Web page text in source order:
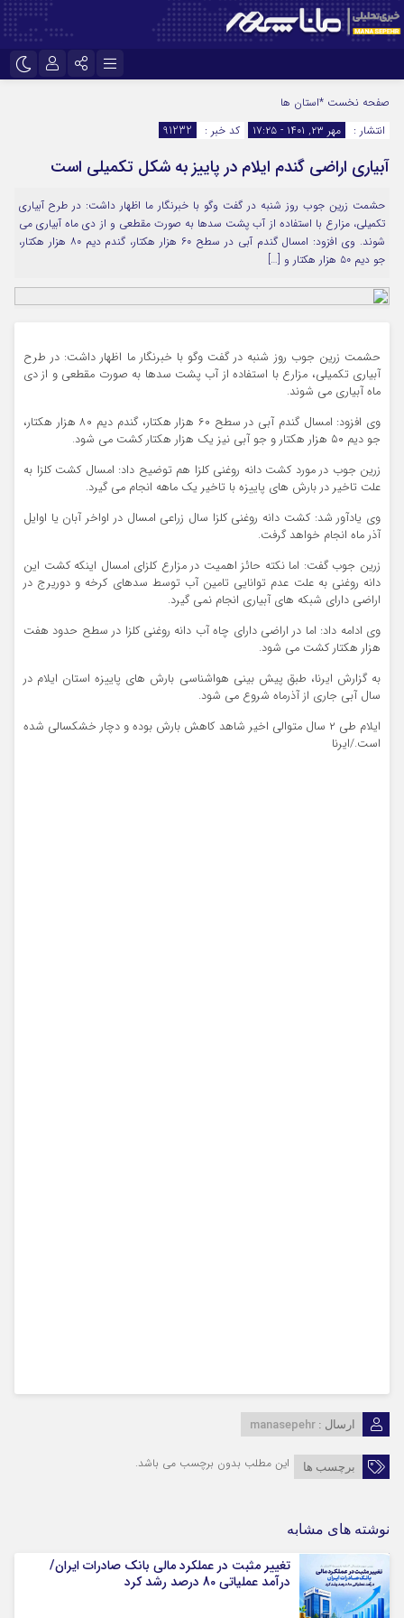
اینستاگرام
سروش
ایتا
آپارات
نام کاربری یا نشانی ایمیل
رمز عبور
مرا به خاطر بسپار
صفحه نخست *استان ها
انتشار :
مهر ۲۳, ۱۴۰۱ - ۱۷:۲۵ کد خبر : 91232
آبیاری اراضی گندم ایلام در پاییز به شکل تکمیلی است
حشمت زرین جوب روز شنبه در گفت وگو با خبرنگار ما اظهار داشت: در طرح آبیاری
تکمیلی، مزارع با استفاده از آب پشت سدها به صورت مقطعی و از دی ماه آبیاری می
شوند. وی افزود: امسال گندم آبی در سطح ۶۰ هزار هکتار، گندم دیم ۸۰ هزار هکتار،
جو دیم ۵۰ هزار هکتار و […]
حشمت زرین جوب روز شنبه در گفت وگو با خبرنگار ما اظهار داشت: در طرح
آبیاری تکمیلی، مزارع با استفاده از آب پشت سدها به صورت مقطعی و از دی
ماه آبیاری می شوند.
وی افزود: امسال گندم آبی در سطح ۶۰ هزار هکتار، گندم دیم ۸۰ هزار هکتار،
جو دیم ۵۰ هزار هکتار و جو آبی نیز یک هزار هکتار کشت می شود.
زرین جوب در مورد کشت دانه روغنی کلزا هم توضیح داد: امسال کشت کلزا به
علت تاخیر در بارش های پاییزه با تاخیر یک ماهه انجام می گیرد.
وی یادآور شد: کشت دانه روغنی کلزا سال زراعی امسال در اواخر آبان یا اوایل
آذر ماه انجام خواهد گرفت.
زرین جوب گفت: اما نکته حائز اهمیت در مزارع کلزای امسال اینکه کشت این
دانه روغنی به علت عدم توانایی تامین آب توسط سدهای کرخه و دوریرج در
اراضی دارای شبکه های آبیاری انجام نمی گیرد.
وی ادامه داد: اما در اراضی دارای چاه آب دانه روغنی کلزا در سطح حدود هفت
هزار هکتار کشت می شود.
به گزارش ایرنا، طبق پیش بینی هواشناسی بارش های پاییزه استان ایلام در
سال آبی جاری از آذرماه شروع می شود.
ایلام طی ۲ سال متوالی اخیر شاهد کاهش بارش بوده و دچار خشکسالی شده
است./ایرنا
ارسال : manasepehr
برچسب ها این مطلب بدون برچسب می باشد.
نوشته های مشابه
تغییر مثبت در عملکرد مالی بانک صادرات ایران/
درآمد عملیاتی 80 درصد رشد کرد